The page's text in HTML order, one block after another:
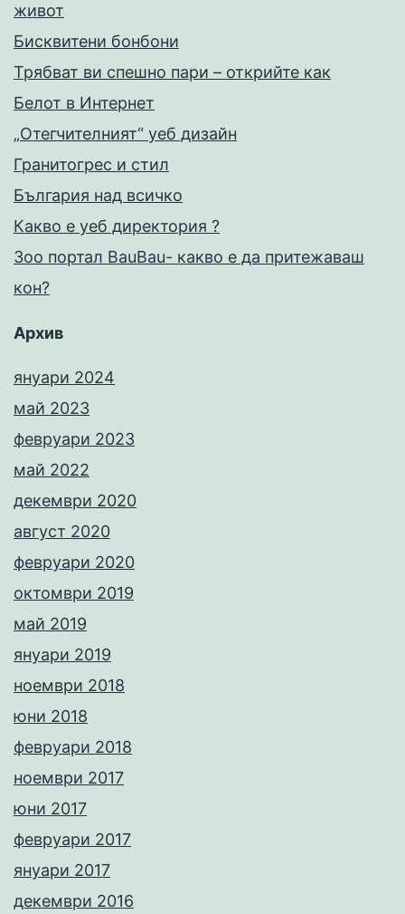
живот
Бисквитени бонбони
Трябват ви спешно пари – открийте как
Белот в Интернет
„Отегчителният“ уеб дизайн
Гранитогрес и стил
България над всичко
Какво е уеб директория ?
Зоо портал BauBau- какво е да притежаваш
кон?
Архив
януари 2024
май 2023
февруари 2023
май 2022
декември 2020
август 2020
февруари 2020
октомври 2019
май 2019
януари 2019
ноември 2018
юни 2018
февруари 2018
ноември 2017
юни 2017
февруари 2017
януари 2017
декември 2016